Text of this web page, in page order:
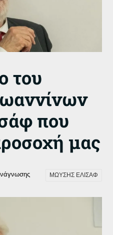
του
που
μας
ΜΩΥΣΗΣ ΕΛΙΣΑΦ